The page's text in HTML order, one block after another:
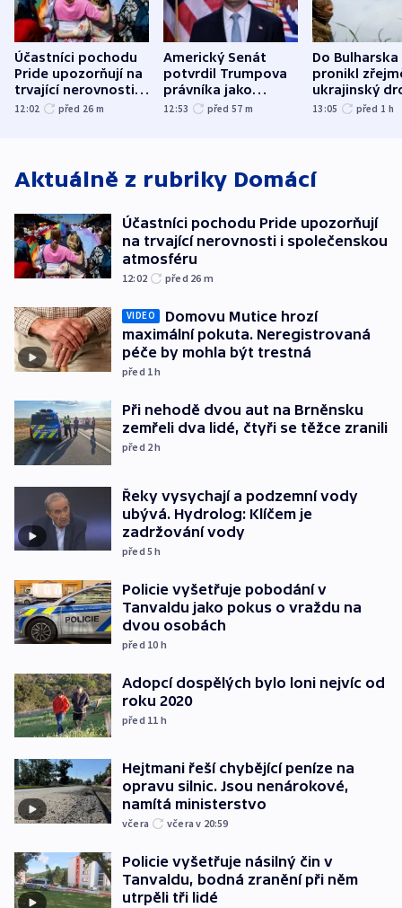
Účastníci pochodu
Pride upozorňují na
trvající nerovnosti i
společenskou
12:02 před 26 m
Americký Senát
potvrdil Trumpova
právníka jako
ministra
12:53 před 57 m
Do Bulharska
pronikl
ukrajinský
explodoval
13:05 před 1 h
Aktuálně z rubriky Domácí
Účastníci pochodu Pride upozorňují
na trvající nerovnosti i společenskou
atmosféru
12:02 před 26 m
VIDEO
Domovu Mutice hrozí
maximální pokuta. Neregistrovaná
péče by mohla být trestná
před 1h
Při nehodě dvou aut na Brněnsku
zemřeli dva lidé, čtyři se těžce zranili
před 2h
Řeky vysychají a podzemní vody
ubývá. Hydrolog: Klíčem je
zadržování vody
před 5h
Policie vyšetřuje pobodání v
Tanvaldu jako pokus o vraždu na
dvou osobách
před 10 h
Adopcí dospělých bylo loni nejvíc od
roku 2020
před 11 h
Hejtmani řeší chybějící peníze na
opravu silnic. Jsou nenárokové,
namítá ministerstvo
včera včera v 20:59
Policie vyšetřuje násilný čin v
Tanvaldu, bodná zranění při něm
utrpěli tři lidé